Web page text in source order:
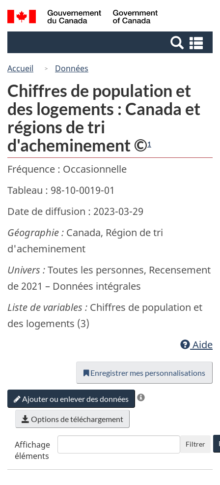
Passer
au
Passer
à
Canada
Recherche
et
et
Accueil Données
Chiffres de population et
des logements : Canada et
régions de tri
d'acheminement ©1
Fréquence : Occasionnelle
Tableau : 98-10-0019-01
Date de diffusion : 2023-03-29
Géographie : Canada, Région de tri
d'acheminement
Univers :Toutes les personnes, Recensement
de 2021 – Données intégrales
Liste de variables : Chiffres de population et
des logements (3)
Aide
Enregistrer mes personnalisations
Ajouter ou enlever des données
Options de téléchargement
Affichage
éléments
Filtrer